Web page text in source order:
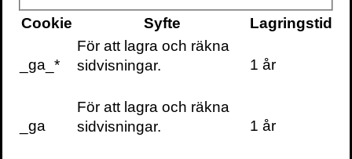
Att tänka som ett barn.
Barn är bättre på
att komma på kreativa idéer och ställa de
rätta frågorna.
bra eller dåligt så styr incitament världen.
Cookie
Syfte Lagringstid
_ga_*
För att lagra och räkna
sidvisningar.
1 år
_ga
För att lagra och räkna
sidvisningar.
1 år